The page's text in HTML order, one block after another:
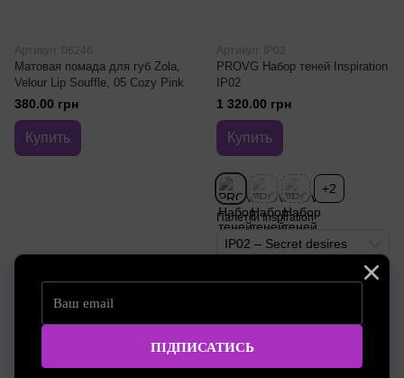
Артикул: 06246
Матовая помада для губ Zola,
Velour Lip Souffle, 05 Cozy Pink
380.00 грн
Купить
Артикул: IP02
PROVG Набор теней Inspiration
IP02
1 320.00 грн
Купить
+2
Палетки Inspiration
IP02 – Secret desires